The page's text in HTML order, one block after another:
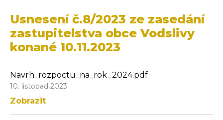
Usnesení č.8/2023 ze zasedání
zastupitelstva obce Vodslivy
konané 10.11.2023
Navrh_rozpoctu_na_rok_2024.pdf
10. listopad 2023
Zobrazit